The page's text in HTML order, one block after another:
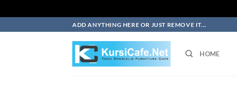
to
ADD ANYTHING HERE OR JUST REMOVE IT...
HOME